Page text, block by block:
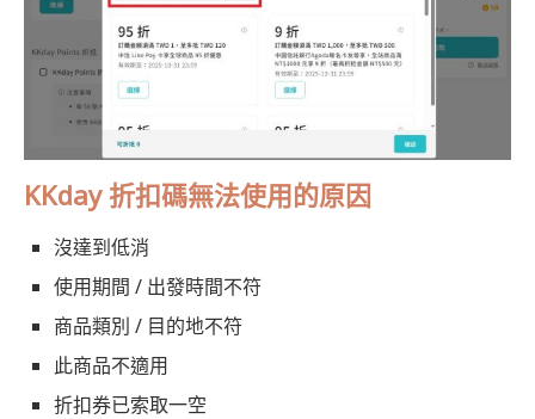
KKday 折扣碼無法使用的原因
沒達到低消
使用期間 / 出發時間不符
商品類別 / 目的地不符
此商品不適用
折扣券已索取一空